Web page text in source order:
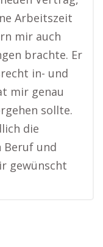
Arbeitszeit
mir auch
brachte. Er
in- und
mir genau
sollte.
die
Beruf und
gewünscht